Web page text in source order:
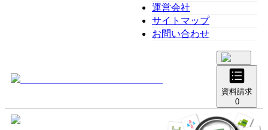
運営会社
サイトマップ
お問い合わせ
資料請求
0